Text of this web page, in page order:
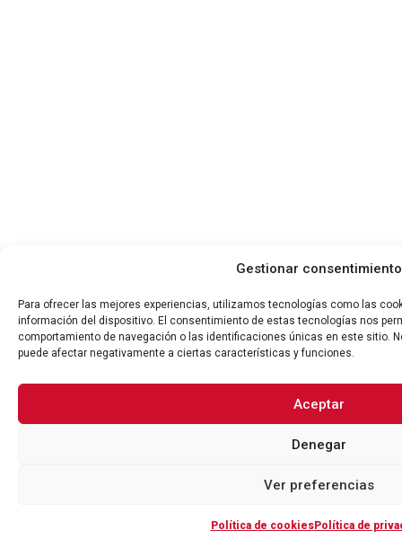
Gestionar consentimiento
Para ofrecer las mejores experiencias, utilizamos tecnologías como las
información del dispositivo. El consentimiento de estas tecnologías nos
comportamiento de navegación o las identificaciones únicas en este sitio.
puede afectar negativamente a ciertas características y funciones.
Aceptar
Denegar
Ver preferencias
Política de cookiesPolítica de